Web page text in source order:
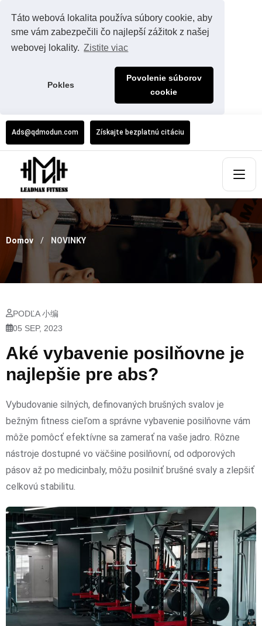
Táto webová lokalita používa súbory cookie, aby
sme vám zabezpečili čo najlepší zážitok z našej
webovej lokality. Zistite viac
Pokles
Povolenie súborov
cookie
Ads@qdmodun.com Získajte bezplatnú citáciu
Domov NOVINKY
PODĽA 小编
05 SEP, 2023
Aké vybavenie posilňovne je
najlepšie pre abs?
Vybudovanie silných, definovaných brušných svalov je
bežným fitness cieľom a správne vybavenie posilňovne vám
môže pomôcť efektívne sa zamerať na vaše jadro. Rôzne
nástroje dostupné vo väčšine posilňovní, od odporových
pásov až po medicinbaly, môžu posilniť brušné svaly a zlepšiť
celkovú stabilitu.